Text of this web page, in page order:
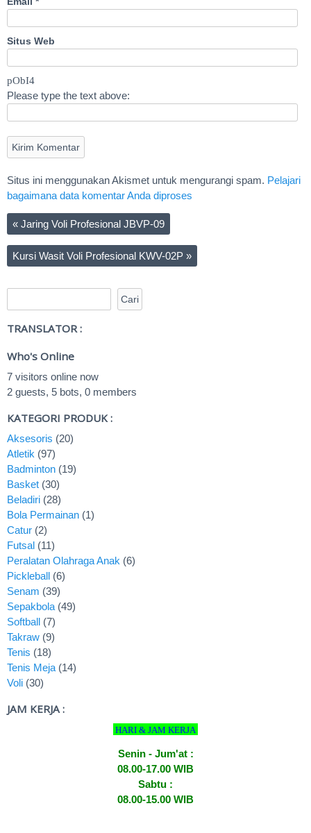
Situs Web
pObI4
Please type the text above:
Situs ini menggunakan Akismet untuk mengurangi spam. Pelajari
bagaimana data komentar Anda diproses
« Jaring Voli Profesional JBVP-09
Kursi Wasit Voli Profesional KWV-02P »
TRANSLATOR :
Who's Online
7 visitors online now
2 guests, 5 bots, 0 members
KATEGORI PRODUK :
Aksesoris (20)
Atletik (97)
Badminton (19)
Basket (30)
Beladiri (28)
Bola Permainan (1)
Catur (2)
Futsal (11)
Peralatan Olahraga Anak (6)
Pickleball (6)
Senam (39)
Sepakbola (49)
Softball (7)
Takraw (9)
Tenis (18)
Tenis Meja (14)
Voli (30)
JAM KERJA :
HARI & JAM KERJA
Senin - Jum'at :
08.00-17.00 WIB
Sabtu :
08.00-15.00 WIB